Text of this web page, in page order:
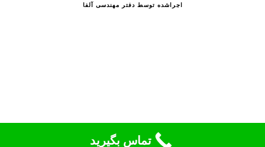
اجراشده توسط دفتر مهندسی آلفا
تماس بگیرید